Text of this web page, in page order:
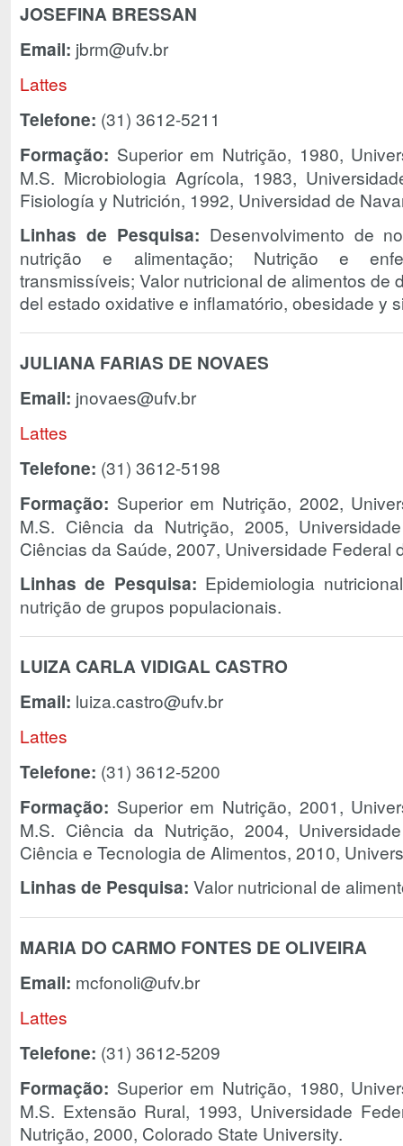
JOSEFINA BRESSAN
Email: jbrm@ufv.br
Lattes
Telefone: (31) 3612-5211
Formação: Superior em Nutrição, 1980,
M.S. Microbiologia Agrícola, 1983,
Fisiología y Nutrición, 1992, Universidad de
Linhas de Pesquisa: Desenvolvimento de
nutrição e alimentação; Nutrição e
transmissíveis; Valor nutricional de alimentos de
del estado oxidative e inflamatório, obesidade y
JULIANA FARIAS DE NOVAES
Email: jnovaes@ufv.br
Lattes
Telefone: (31) 3612-5198
Formação: Superior em Nutrição, 2002,
M.S. Ciência da Nutrição, 2005,
Ciências da Saúde, 2007, Universidade Federal
Linhas de Pesquisa: Epidemiologia
nutrição de grupos populacionais.
LUIZA CARLA VIDIGAL CASTRO
Email: luiza.castro@ufv.br
Lattes
Telefone: (31) 3612-5200
Formação: Superior em Nutrição, 2001,
M.S. Ciência da Nutrição, 2004,
Ciência e Tecnologia de Alimentos, 2010,
Linhas de Pesquisa: Valor nutricional de
MARIA DO CARMO FONTES DE OLIVEIRA
Email: mcfonoli@ufv.br
Lattes
Telefone: (31) 3612-5209
Formação: Superior em Nutrição, 1980,
M.S. Extensão Rural, 1993, Universidade
Nutrição, 2000, Colorado State University.